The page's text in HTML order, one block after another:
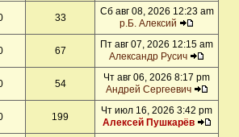
33
Сб авг 08, 2026 12:23 am
р.Б. Алексий
67
Пт авг 07, 2026 12:15 am
Александр Русич
54
Чт авг 06, 2026 8:17 pm
Андрей Сергеевич
199
Чт июл 16, 2026 3:42 pm
Алексей Пушкарёв